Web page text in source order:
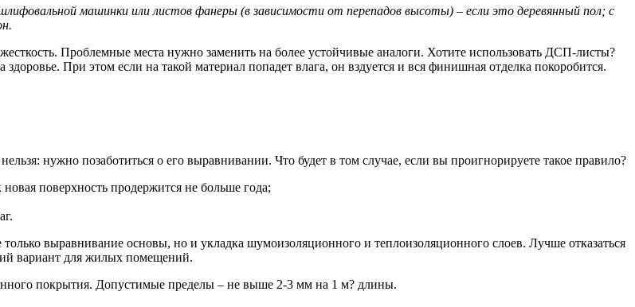
машинки или листов фанеры (в зависимости от перепадов высоты) – если это деревянный пол; с
Проблемные места нужно заменить на более устойчивые аналоги. Хотите использовать ДСП-листы?
При этом если на такой материал попадет влага, он вздуется и вся финишная отделка покоробится.
нужно позаботиться о его выравнивании. Что будет в том случае, если вы проигнорируете такое правило?
поверхность продержится не больше года;
выравнивание основы, но и укладка шумоизоляционного и теплоизоляционного слоев. Лучше отказаться
вариант для жилых помещений.
покрытия. Допустимые пределы – не выше 2-3 мм на 1 м? длины.